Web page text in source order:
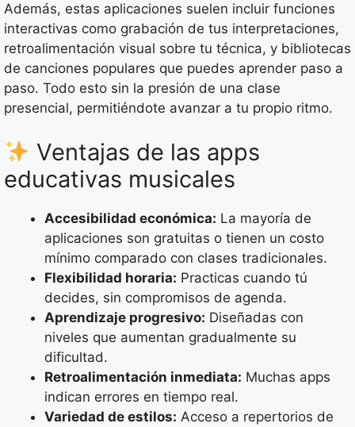
Además, estas aplicaciones suelen incluir funciones
interactivas como grabación de tus interpretaciones,
retroalimentación visual sobre tu técnica, y bibliotecas
de canciones populares que puedes aprender paso a
paso. Todo esto sin la presión de una clase
presencial, permitiéndote avanzar a tu propio ritmo.
Ventajas de las apps
educativas musicales
Accesibilidad económica: La mayoría de
aplicaciones son gratuitas o tienen un costo
mínimo comparado con clases tradicionales.
Flexibilidad horaria: Practicas cuando tú
decides, sin compromisos de agenda.
Aprendizaje progresivo: Diseñadas con
niveles que aumentan gradualmente su
dificultad.
Retroalimentación inmediata: Muchas apps
indican errores en tiempo real.
Variedad de estilos: Acceso a repertorios de